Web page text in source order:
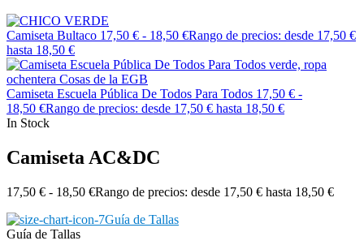
Camiseta Bultaco 17,50 € - 18,50 €Rango de precios: desde 17,50 €
hasta 18,50 €
Camiseta Escuela Pública De Todos Para Todos 17,50 € -
18,50 €Rango de precios: desde 17,50 € hasta 18,50 €
In Stock
Camiseta AC&DC
17,50 € - 18,50 €Rango de precios: desde 17,50 € hasta 18,50 €
Guía de Tallas
Guía de Tallas